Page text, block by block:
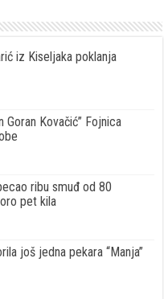
iz Kiseljaka poklanja
Goran Kovačić” Fojnica
ribu smuđ od 80
pet kila
još jedna pekara “Manja”